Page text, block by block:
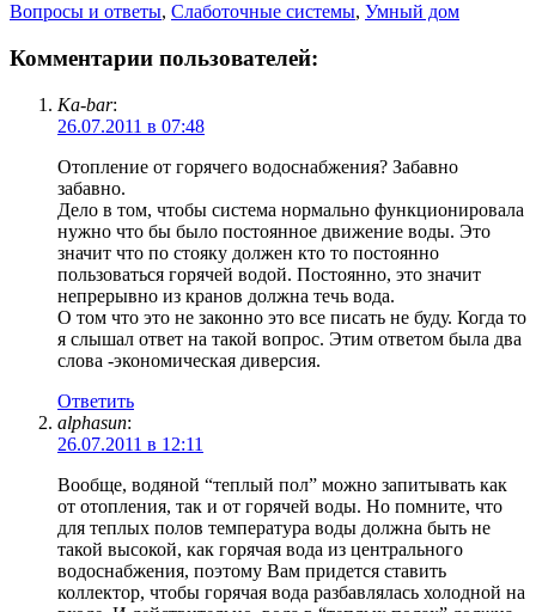
Вопросы и ответы, Слаботочные системы, Умный дом
Комментарии пользователей:
Ka-bar:
26.07.2011 в 07:48
Отопление от горячего водоснабжения? Забавно
забавно.
Дело в том, чтобы система нормально функционировала
нужно что бы было постоянное движение воды. Это
значит что по стояку должен кто то постоянно
пользоваться горячей водой. Постоянно, это значит
непрерывно из кранов должна течь вода.
О том что это не законно это все писать не буду. Когда то
я слышал ответ на такой вопрос. Этим ответом была два
слова -экономическая диверсия.
Ответить
alphasun:
26.07.2011 в 12:11
Вообще, водяной “теплый пол” можно запитывать как
от отопления, так и от горячей воды. Но помните, что
для теплых полов температура воды должна быть не
такой высокой, как горячая вода из центрального
водоснабжения, поэтому Вам придется ставить
коллектор, чтобы горячая вода разбавлялась холодной на